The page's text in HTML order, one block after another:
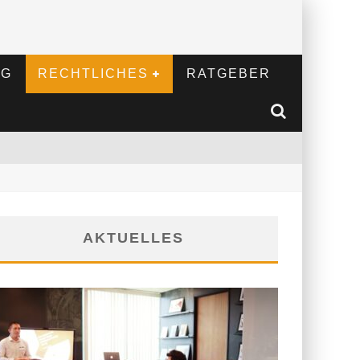
RECHTLICHES RATGEBER
AKTUELLES